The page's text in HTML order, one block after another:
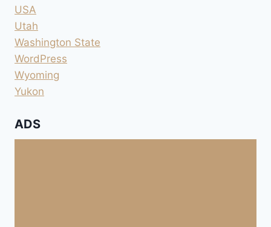
USA
Utah
Washington State
WordPress
Wyoming
Yukon
ADS